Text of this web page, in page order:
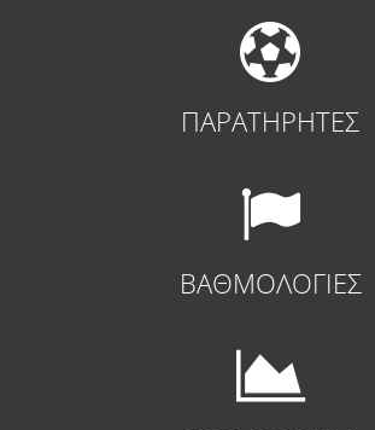
ΠΑΡΑΤΗΡΗΤΕΣ
ΒΑΘΜΟΛΟΓΙΕΣ